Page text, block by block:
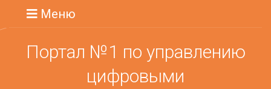
Меню
Портал №1 по управлению
цифровыми